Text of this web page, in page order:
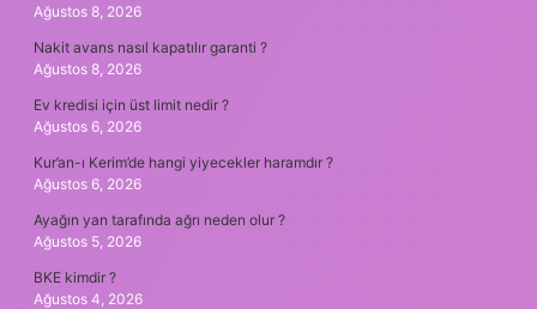
Ağustos 8, 2026
Nakit avans nasıl kapatılır garanti ?
Ağustos 8, 2026
Ev kredisi için üst limit nedir ?
Ağustos 6, 2026
Kur’an-ı Kerim’de hangi yiyecekler haramdır ?
Ağustos 6, 2026
Ayağın yan tarafında ağrı neden olur ?
Ağustos 5, 2026
BKE kimdir ?
Ağustos 4, 2026